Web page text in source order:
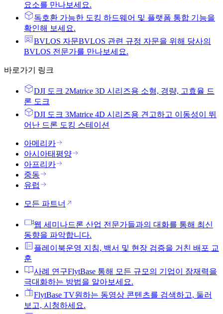
요소를 만나보세요.
독호환 가능한 도킹 하드웨어 및 플랫폼 통합 기능을
확인해 보세요.
BVLOS 자문BVLOS 관련 규정 자문을 위해 당사의
BVLOS 전문가를 만나보세요.
바로가기 링크
DJI 도크 2Matrice 3D 시리즈용 소형, 경량, 고효율 드
론 도크
DJI 도크 3Matrice 4D 시리즈용 견고하고 이동성이 뛰
어난 드론 도킹 스테이션
아메리카
아시아태평양
아프리카
중동
유럽
모든 파트너
웹 세미나드론 산업 전문가들과의 대화를 통해 최신
동향을 파악합니다.
플레이북운영 지침, 백서 및 현장 검증을 거친 배포 교
훈
사례 연구FlytBase 통해 모든 규모의 기업이 잠재력을
극대화하는 방법을 알아보세요.
FlytBase TV원하는 동영상 콘텐츠를 검색하고, 둘러
보고, 시청하세요.